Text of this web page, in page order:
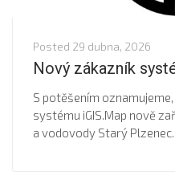
Posted 29 dubna, 2026
Nový zákazník
S potěšením
systému iGIS.Map nově
a vodovody Starý